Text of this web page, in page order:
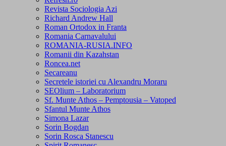
Revista Sociologia Azi
Richard Andrew Hall
Roman Ortodox in Franta
Romania Carnavalului
ROMANIA-RUSIA.INFO
Romanii din Kazahstan
Roncea.net
Secareanu
Secretele istoriei cu Alexandru Moraru
SEOlium – Laboratorium
Sf. Munte Athos – Pemptousia – Vatoped
Sfantul Munte Athos
Simona Lazar
Sorin Bogdan
Sorin Rosca Stanescu